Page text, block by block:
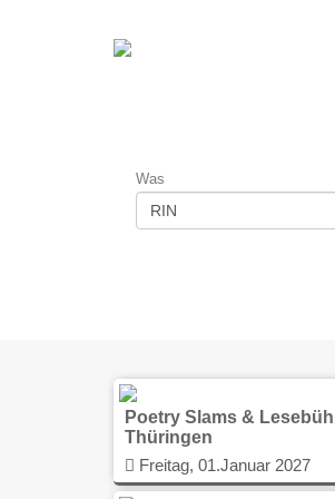
Was
Poetry Slams &
Thüringen
Freitag, 01.Januar 2027